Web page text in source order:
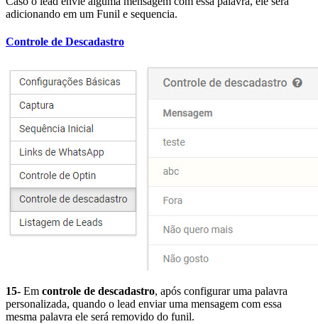
adicionando em um Funil e sequencia.
Controle de Descadastro
15- Em controle de descadastro, após configurar uma palavra
personalizada, quando o lead enviar uma mensagem com essa
mesma palavra ele será removido do funil.